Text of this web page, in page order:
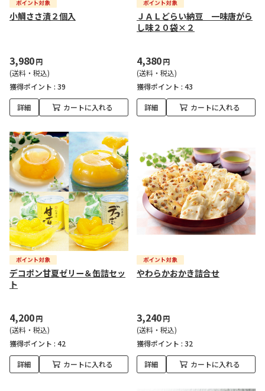
小鯛ささ漬２個入
3,980円
(送料・税込)
獲得ポイント : 39
詳細 カートに入れる
ＪＡＬどらい納豆 一味唐がら
し味２０袋×２
4,380円
(送料・税込)
獲得ポイント : 43
詳細 カートに入れる
デコポン甘夏ゼリー＆缶詰セッ
ト
4,200円
(送料・税込)
獲得ポイント : 42
詳細 カートに入れる
やわらかおかき詰合せ
3,240円
(送料・税込)
獲得ポイント : 32
詳細 カートに入れる